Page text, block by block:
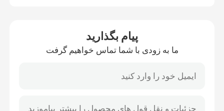
بطری های شیشه ای خالی
بطری های شیشه ای آرایشی
بطری های شیشه ای عطر
بسته بندی بطری های شیشه ای عطر پاک دار 100ml
پیام بگذارید
ما به زودی با شما تماس خواهیم گرفت